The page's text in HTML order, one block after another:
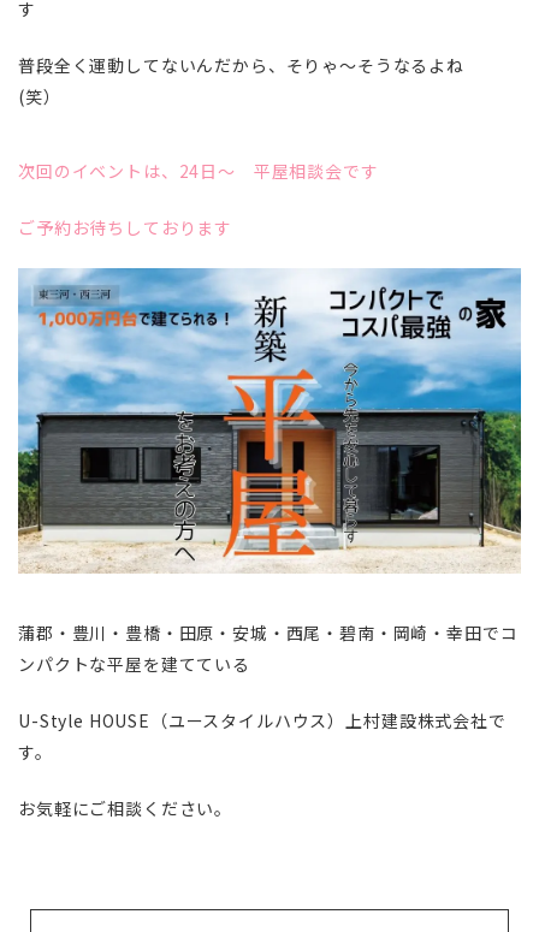
す
普段全く運動してないんだから、そりゃ～そうなるよね
(笑）
次回のイベントは、24日～ 平屋相談会です
ご予約お待ちしております
蒲郡・豊川・豊橋・田原・安城・西尾・碧南・岡崎・幸田でコ
ンパクトな平屋を建てている
U-Style HOUSE（ユースタイルハウス）上村建設株式会社で
す。
お気軽にご相談ください。